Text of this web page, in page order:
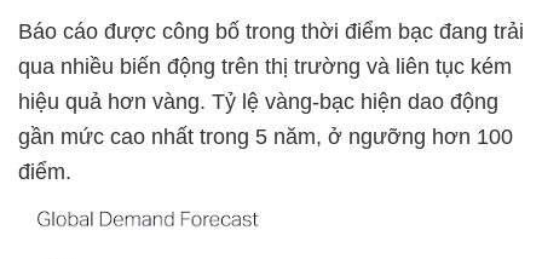
Báo cáo được công bố trong thời điểm bạc đang trải
qua nhiều biến động trên thị trường và liên tục kém
hiệu quả hơn vàng. Tỷ lệ vàng-bạc hiện dao động
gần mức cao nhất trong 5 năm, ở ngưỡng hơn 100
điểm.